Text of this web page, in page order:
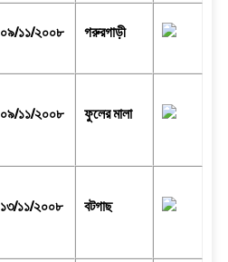
০৯/১১/২০০৮ গরুরগাড়ী
০৯/১১/২০০৮ ফুলের মালা
১৩/১১/২০০৮ বটগাছ